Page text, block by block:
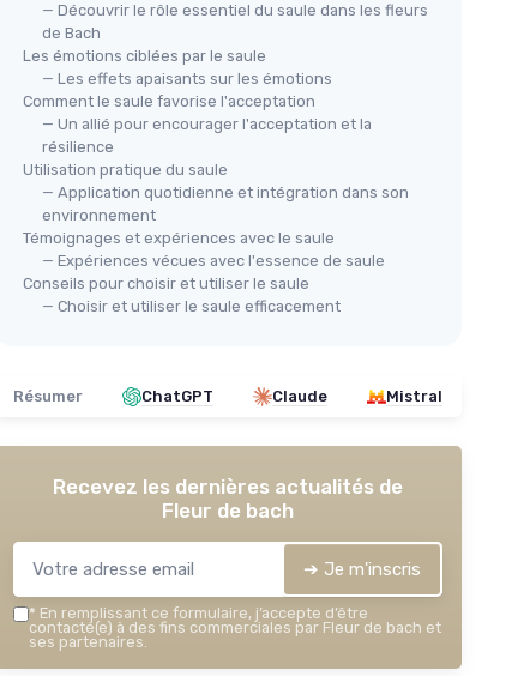
Coffret Vide en Bois - Fleurs de
Bach
＋ Esthétique
en bois
＋
Pratiquepour le rangement
＋ Léger et facile à transporter
＋
Idéalpour les flacons
— Découvrir le rôle essentiel du saule dans les fleurs
de Bach
Les émotions ciblées par le saule
— Les effets apaisants sur les émotions
Comment le saule favorise l'acceptation
— Un allié pour encourager l'acceptation et la
résilience
Utilisation pratique du saule
— Application quotidienne et intégration dans son
environnement
Témoignages et expériences avec le saule
— Expériences vécues avec l'essence de saule
Conseils pour choisir et utiliser le saule
— Choisir et utiliser le saule efficacement
Résumer ChatGPT Claude Mistral
Recevez les dernières actualités de
Fleur de bach
➔ Je m'inscris
* En remplissant ce formulaire, j’accepte d’être
contacté(e) à des fins commerciales par Fleur de bach et
ses partenaires.